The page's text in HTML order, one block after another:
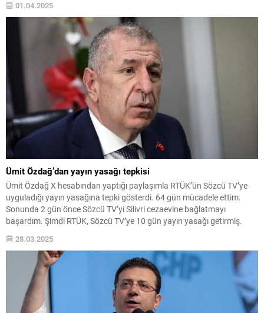
01.04.2025
Ümit Özdağ’dan yayın yasağı tepkisi
Ümit Özdağ X hesabından yaptığı paylaşımla RTÜK’ün Sözcü TV’ye
uyguladığı yayın yasağına tepki gösterdi. 64 gün mücadele ettim.
Sonunda 2 gün önce Sözcü TV’yi Silivri cezaevine bağlatmayı
başardım. Şimdi RTÜK, Sözcü TV’ye 10 gün yayın yasağı getirmiş.
yargıdan idareye sıçradığının en...
28.03.2025